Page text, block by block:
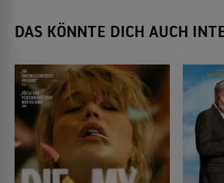
DAS KÖNNTE DICH AUCH